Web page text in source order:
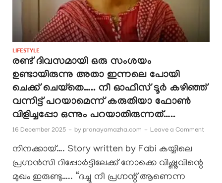
LIFESTYLE
രണ്ട് ദിവസമായി ഒരു സംശയം
ഉണ്ടായിരുന്നു അതാ ഇന്നലെ പോയി
ചെക്ക് ചെയ്തെ….. നീ ഓഫീസ് ടൂർ കഴിഞ്ഞ്
വന്നിട്ട് പറയാമെന്ന് കരുതിയാ ഫോൺ
വിളിച്ചപ്പോ ഒന്നും പറയാതിരുന്നത്…..
16 December 2025 - by pranayamazha.com - Leave a Comment
നിനക്കായ്…. Story written by Fabi കയ്യിലെ
പ്രഗ്നൻസി റിപ്പോർട്ടിലേക്ക് നോക്കെ വിഷ്ണുവിന്റെ
മുഖം ഇരുണ്ടു….. “ദച്ചൂ നീ പ്രഗ്നന്റ് ആണെന്ന